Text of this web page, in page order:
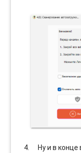
Ну и в конце